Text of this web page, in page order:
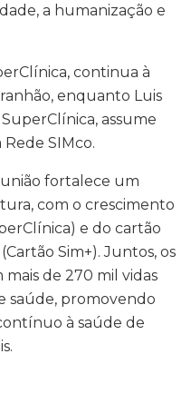
a humanização e
continua à
enquanto Luis
assume
SIMco.
fortalece um
com o crescimento
e do cartão
Sim+). Juntos, os
de 270 mil vidas
saúde, promovendo
à saúde de